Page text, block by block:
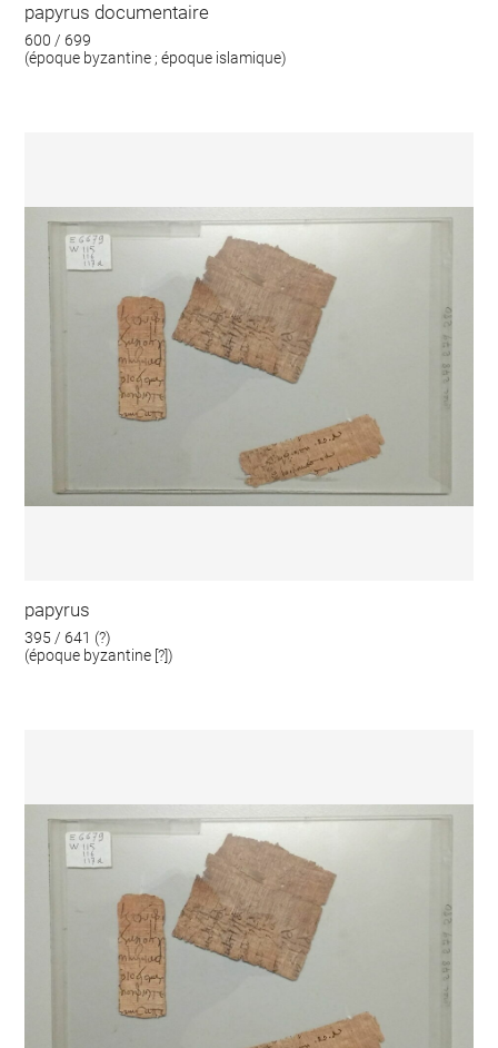
papyrus documentaire
600 / 699
(époque byzantine ; époque islamique)
papyrus
395 / 641 (?)
(époque byzantine [?])